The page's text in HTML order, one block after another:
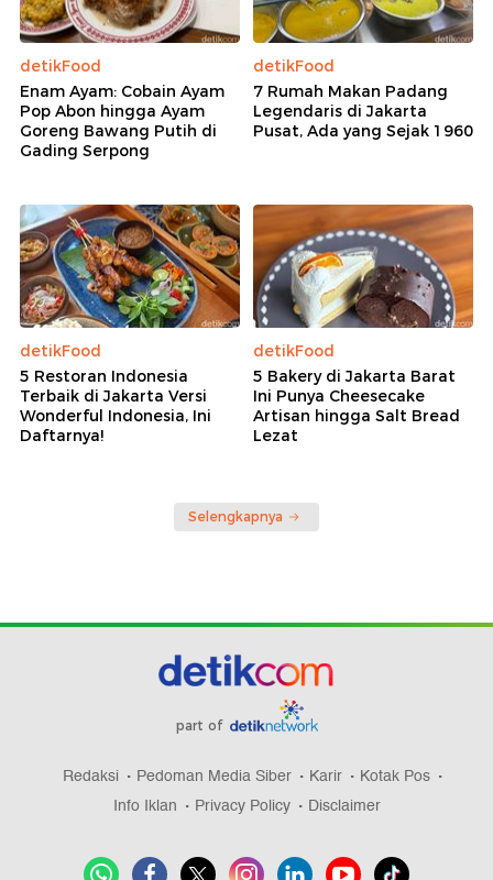
detikFood
Enam Ayam: Cobain Ayam
Pop Abon hingga Ayam
Goreng Bawang Putih di
Gading Serpong
detikFood
7 Rumah Makan Padang
Legendaris di Jakarta
Pusat, Ada yang Sejak 1960
detikFood
5 Restoran Indonesia
Terbaik di Jakarta Versi
Wonderful Indonesia, Ini
Daftarnya!
detikFood
5 Bakery di Jakarta Barat
Ini Punya Cheesecake
Artisan hingga Salt Bread
Lezat
Selengkapnya
part of
Redaksi Pedoman Media Siber Karir
Kotak Pos
Info Iklan
Privacy Policy Disclaimer